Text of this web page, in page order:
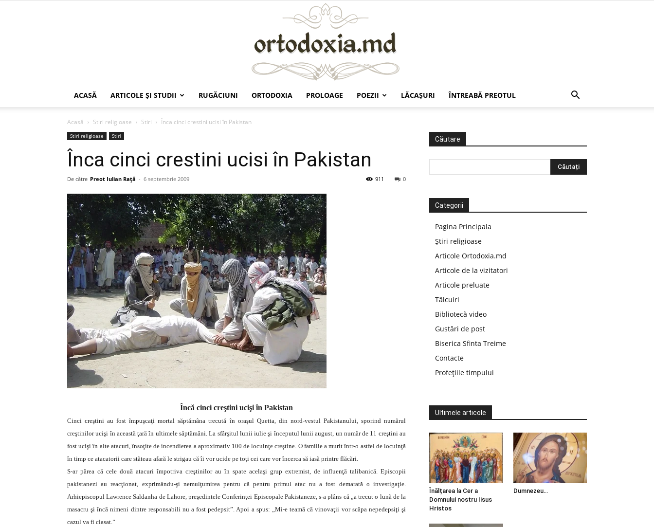
ACASĂ ARTICOLE ŞI STUDII RUGĂCIUNI ORTODOXIA PROLOAGE POEZII LĂCAŞURI ÎNTREABĂ PREOTUL
Acasă Stiri religioase Stiri Înca cinci crestini ucisi în Pakistan
Stiri religioase Stiri
Înca cinci crestini ucisi în Pakistan
De către Preot Iulian Raţă - 6 septembrie 2009 0
911
Încă cinci creştini ucişi în Pakistan
Cinci creştini au fost împuşcaţi mortal săptămâna trecută în oraşul Quetta, din nord-vestul Pakistanului, sporind numărul
creştinilor ucişi în această ţară în ultimele săptămâni. La sfârşitul lunii iulie şi începutul lunii august, un număr de 11 creştini au
fost ucişi în alte atacuri, însoţite de incendierea a aproximativ 100 de locuinţe creştine. O familie a murit într-o astfel de locuinţă
în timp ce atacatorii care stăteau afară le strigau că îi vor ucide pe toţi cei care vor încerca să iasă printre flăcări.
S-ar părea că cele două atacuri împotriva creştinilor au în spate acelaşi grup extremist, de influenţă talibanică. Episcopii
pakistanezi au reacţionat, exprimându-şi nemulţumirea pentru că pentru primul atac nu a fost demarată o investigaţie.
Arhiepiscopul Lawrence Saldanha de Lahore, preşedintele Conferinţei Episcopale Pakistaneze, s-a plâns că „a trecut o lună de la
masacru şi încă nimeni dintre responsabili nu a fost pedepsit”. Apoi a spus: „Mi-e teamă că vinovaţii vor scăpa nepedepsiţi şi
cazul va fi clasat.”
Căutare
Categorii
Pagina Principala
Știri religioase
Articole Ortodoxia.md
Articole de la vizitatori
Articole preluate
Tâlcuiri
Bibliotecă video
Gustări de post
Biserica Sfinta Treime
Contacte
Profețiile timpului
Ultimele articole
Înălțarea la Cer a
Domnului nostru Iisus
Hristos
Dumnezeu…